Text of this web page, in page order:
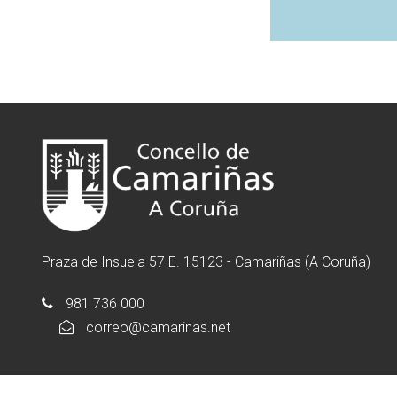
Praza de Insuela 57 E. 15123 - Camariñas (A Coruña)
981 736 000
correo@camarinas.net